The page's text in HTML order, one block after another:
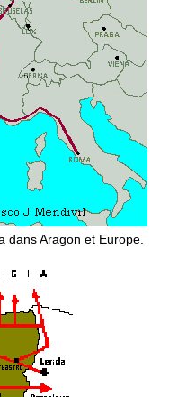
dans Aragon et Europe.